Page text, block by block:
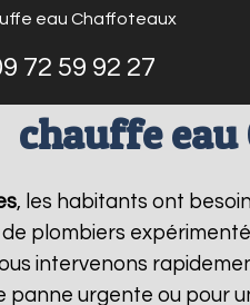
eau Chaffoteaux
72 59 92 27
chauffe
, les habitants ont
plombiers
intervenons
panne urgente ou pour